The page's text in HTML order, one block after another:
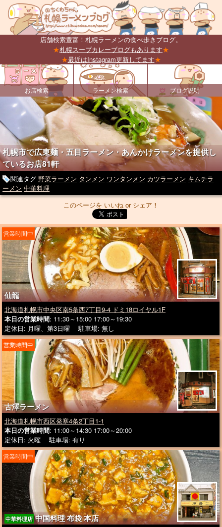
店舗検索豊富！札幌ラーメンの食べ歩きブログ。
★札幌スープカレーブログもあります★
★最近はInstagram更新してます★
お店検索 ラーメン検索 ブログ説明
札幌市で広東麺・五目ラーメン・あんかけラーメンを提供し
ているお店81軒
関連タグ 野菜ラーメン タンメン ワンタンメン カツラーメン キムチラ
ーメン 中華料理
このページを いいね or シェア！
仙龍
営業時間中
北海道札幌市中央区南5条西7丁目9-4 ドミ18ロイヤル1F
本日の営業時間: 11:30～15:00 17:00～19:30
定休日: 月曜、第3日曜 駐車場: 無し
古澤ラーメン
営業時間中
北海道札幌市西区発寒4条2丁目1-1
本日の営業時間: 11:00～14:30 17:00～20:00
定休日: 火曜 駐車場: 有り
中華料理店 中国料理 布袋 本店
営業時間中